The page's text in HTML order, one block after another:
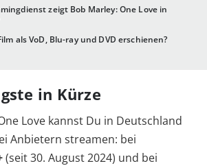
zeigt Bob Marley: One Love in
als VoD, Blu-ray und DVD erschienen?
in Kürze
Love kannst Du in Deutschland
Anbietern streamen: bei
(seit 30. August 2024) und bei